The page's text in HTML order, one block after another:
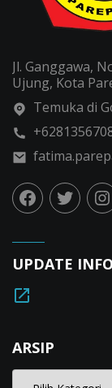
Jl. Ganggawa,
Ujung, Kota
Temuka di
UPDATE
ARSIP